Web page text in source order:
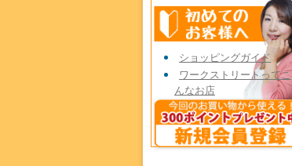
ショッピングガイド
ワークストリートってこ
んなお店